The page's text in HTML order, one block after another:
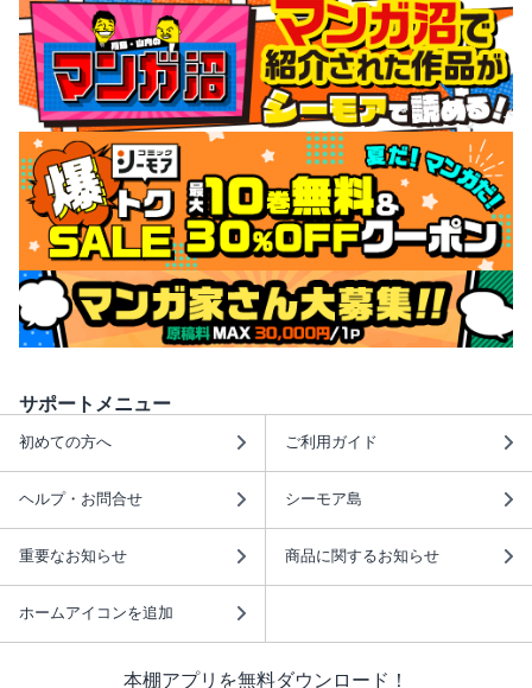
サポートメニュー
初めての方へ ご利用ガイド
ヘルプ・お問合せ シーモア島
重要なお知らせ 商品に関するお知らせ
ホームアイコンを追加
本棚アプリを無料ダウンロード！